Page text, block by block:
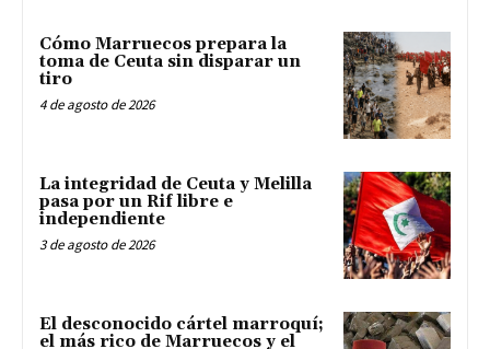
Cómo Marruecos prepara la
toma de Ceuta sin disparar un
tiro
4 de agosto de 2026
La integridad de Ceuta y Melilla
pasa por un Rif libre e
independiente
3 de agosto de 2026
El desconocido cártel marroquí;
el más rico de Marruecos y el